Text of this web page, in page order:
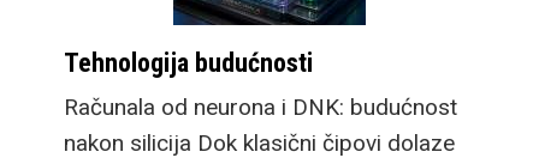
Tehnologija budućnosti
Računala od neurona i DNK: budućnost
nakon silicija Dok klasični čipovi dolaze